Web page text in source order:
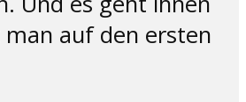
auf den ersten